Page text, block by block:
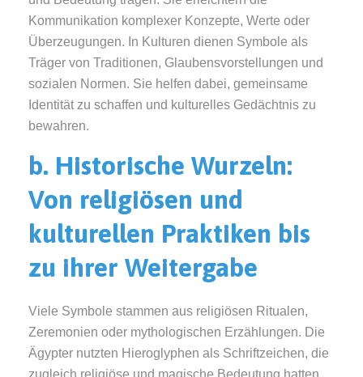
Kommunikation komplexer Konzepte, Werte oder
Überzeugungen. In Kulturen dienen Symbole als
Träger von Traditionen, Glaubensvorstellungen und
sozialen Normen. Sie helfen dabei, gemeinsame
Identität zu schaffen und kulturelles Gedächtnis zu
bewahren.
b. Historische Wurzeln:
Von religiösen und
kulturellen Praktiken bis
zu ihrer Weitergabe
Viele Symbole stammen aus religiösen Ritualen,
Zeremonien oder mythologischen Erzählungen. Die
Ägypter nutzten Hieroglyphen als Schriftzeichen, die
zugleich religiöse und magische Bedeutung hatten.